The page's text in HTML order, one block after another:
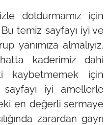
doldurmamız için
temiz sayfayı iyi ve
yanımıza almalıyız.
kaderimiz dahi
kaybetmemek için
sayfayı iyi amellerle
en değerli sermaye
zarardan gayrı